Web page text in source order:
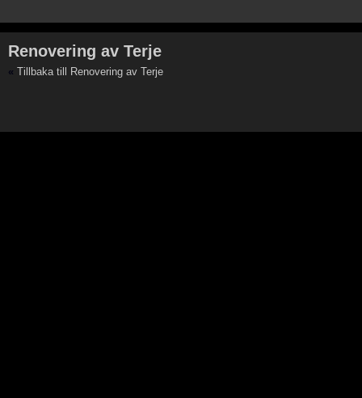
Renovering av Terje
« Tillbaka till Renovering av Terje